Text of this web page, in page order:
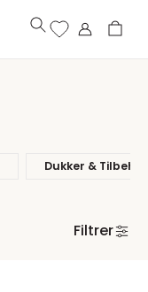
Dukker & Tilbehør
Filtrer